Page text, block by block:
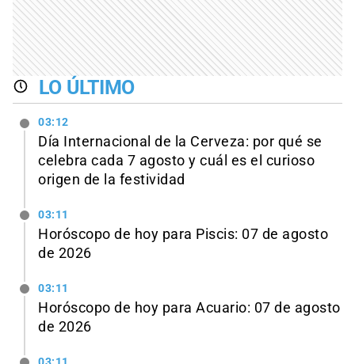
LO ÚLTIMO
03:12
Día Internacional de la Cerveza: por qué se
celebra cada 7 agosto y cuál es el curioso
origen de la festividad
03:11
Horóscopo de hoy para Piscis: 07 de agosto
de 2026
03:11
Horóscopo de hoy para Acuario: 07 de agosto
de 2026